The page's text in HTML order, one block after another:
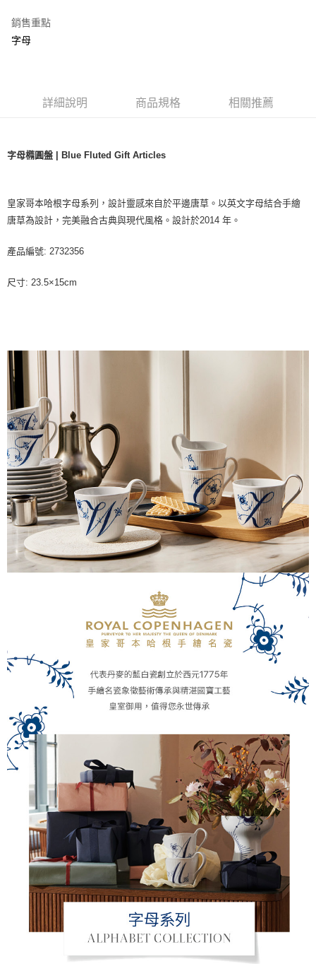
銷售重點
字母
詳細說明 商品規格 相關推薦
字母橢圓盤 | Blue Fluted Gift Articles
皇家哥本哈根字母系列，設計靈感來自於平邊唐草。以英文字母結合手繪
唐草為設計，完美融合古典與現代風格。設計於2014 年。
產品編號: 2732356
尺寸: 23.5×15cm